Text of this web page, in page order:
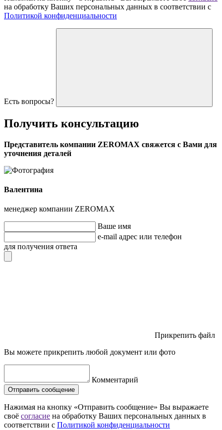
на обработку Ваших персональных данных в соответствии с
Политикой конфиденциальности
Есть вопросы?
Получить консультацию
Представитель компании ZEROMAX свяжется с Вами для
уточнения деталей
Валентина
менеджер компании ZEROMAX
Ваше имя
e-mail адрес или телефон
для получения ответа
Прикрепить файл
Вы можете прикрепить любой документ или фото
Комментарий
Отправить сообщение
Нажимая на кнопку «Отправить сообщение» Вы выражаете
своё согласие на обработку Ваших персональных данных в
соответствии с Политикой конфиденциальности